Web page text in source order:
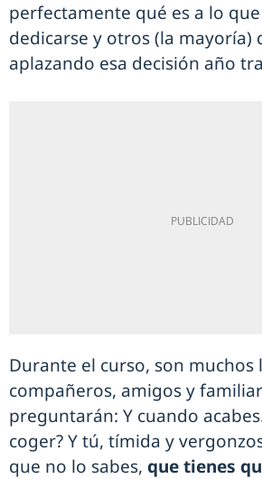
perfectamente qué es a lo
dedicarse y otros (la mayoría)
aplazando esa decisión año
Durante el curso, son muchos
compañeros, amigos y
preguntarán: Y cuando
coger? Y tú, tímida y
que no lo sabes, que tienes